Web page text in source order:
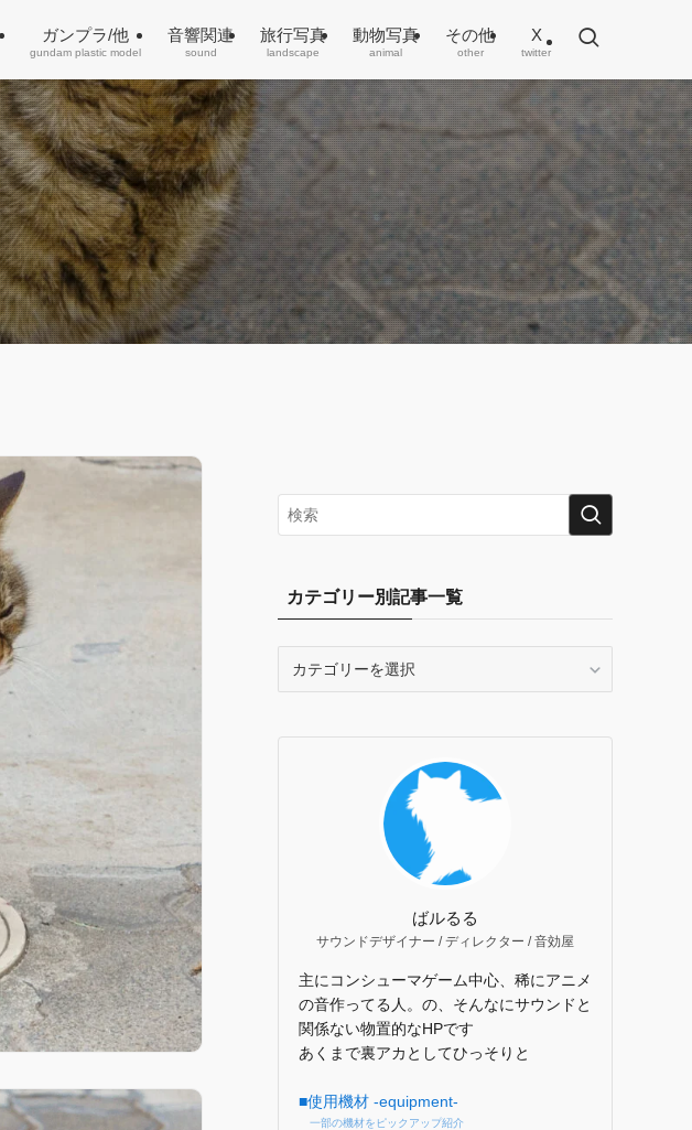
ガンプラ/他
gundam plastic model
音響関連
sound
旅行写真
landscape
動物写真
animal
その他
other
X
twitter
カテゴリー別記事一覧
ばルるる
サウンドデザイナー / ディレクター / 音効屋
主にコンシューマゲーム中心、稀にアニメ
の音作ってる人。の、そんなにサウンドと
関係ない物置的なHPです
あくまで裏アカとしてひっそりと
■使用機材 -equipment-
一部の機材をピックアップ紹介